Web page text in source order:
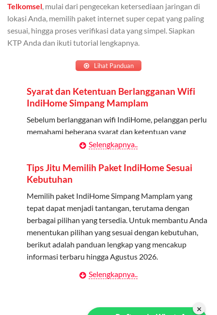
untuk jaringan 2G, 3G, dan 4G.
Tidak Berlaku untuk Roaming
Kuota ini hanya bisa digunakan di dalam negeri.
Cara Menggunakan Kuota Keluarga
Daftarkan Anggota: Admin dapat mendaftarkan anggota
melalui aplikasi MyTelkomsel atau website Telkomsel One.
Bagikan Kuota: Setelah terdaftar, anggota bisa langsung
menggunakan kuota keluarga.
Pantau Penggunaan: Admin dapat memantau penggunaan
Telkomsel , mulai dari pengecekan ketersediaan jaringan di
lokasi Anda, memilih paket internet super cepat yang paling
sesuai, hingga proses verifikasi data yang simpel. Siapkan
KTP Anda dan ikuti tutorial lengkapnya.
Lihat Panduan
Syarat dan Ketentuan Berlangganan Wifi
IndiHome Simpang Mamplam
Sebelum berlangganan wifi IndiHome, pelanggan perlu
memahami beberapa syarat dan ketentuan yang
Kontrak Berlangganan
Pelanggan harus menandatangani Kontrak
Berlangganan yang mencakup data pelanggan, jenis
layanan indihome Simpang Mamplam yang dipilih,
serta syarat dan ketentuan yang berlaku. Kontrak ini
dapat diubah atau ditambah sesuai kebutuhan.
Biaya Pasang Baru (PSB)
perangkat CPE (Customer Premises Equipment)
dilakukan sebelum layanan wifi indiHome dapat
Selengkapnya..
Tips Jitu Memilih Paket IndiHome Sesuai
Kebutuhan
Memilih paket IndiHome Simpang Mamplam yang
tepat dapat menjadi tantangan, terutama dengan
berbagai pilihan yang tersedia. Untuk membantu Anda
menentukan pilihan yang sesuai dengan kebutuhan,
berikut adalah panduan lengkap yang mencakup
informasi terbaru hingga Agustus 2026.
Menentukan Kebutuhan Kecepatan Internet
Simpang Mamplam adalah memahami kebutuhan
Selengkapnya..
×